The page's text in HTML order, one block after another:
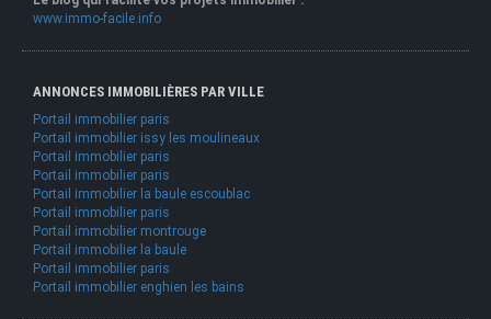
www.immo-facile.info
ANNONCES IMMOBILIÈRES PAR VILLE
Portail immobilier paris
Portail immobilier issy les moulineaux
Portail immobilier paris
Portail immobilier paris
Portail immobilier la baule escoublac
Portail immobilier paris
Portail immobilier montrouge
Portail immobilier la baule
Portail immobilier paris
Portail immobilier enghien les bains